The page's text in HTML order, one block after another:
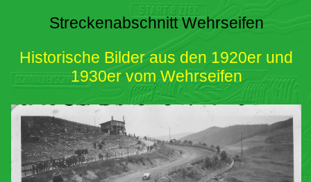
Streckenabschnitt Wehrseifen
Historische Bilder aus den 1920er und
1930er vom Wehrseifen